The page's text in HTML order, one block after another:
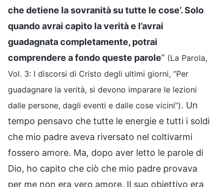
che detiene la sovranità su tutte le cose’. Solo
quando avrai capito la verità e l’avrai
guadagnata completamente, potrai
comprendere a fondo queste parole” (La Parola,
Vol. 3: I discorsi di Cristo degli ultimi giorni, “Per
guadagnare la verità, si devono imparare le lezioni
dalle persone, dagli eventi e dalle cose vicini”). Un
tempo pensavo che tutte le energie e tutti i soldi
che mio padre aveva riversato nel coltivarmi
fossero amore. Ma, dopo aver letto le parole di
Dio, ho capito che ciò che mio padre provava
per me non era vero amore. Il suo obiettivo era